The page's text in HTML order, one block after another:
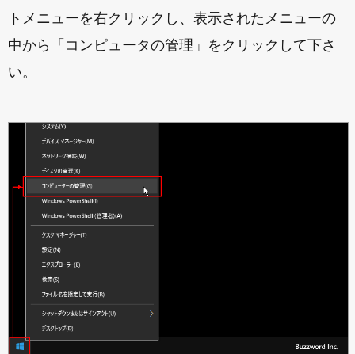
トメニューを右クリックし、表示されたメニューの
中から「コンピュータの管理」をクリックして下さ
い。